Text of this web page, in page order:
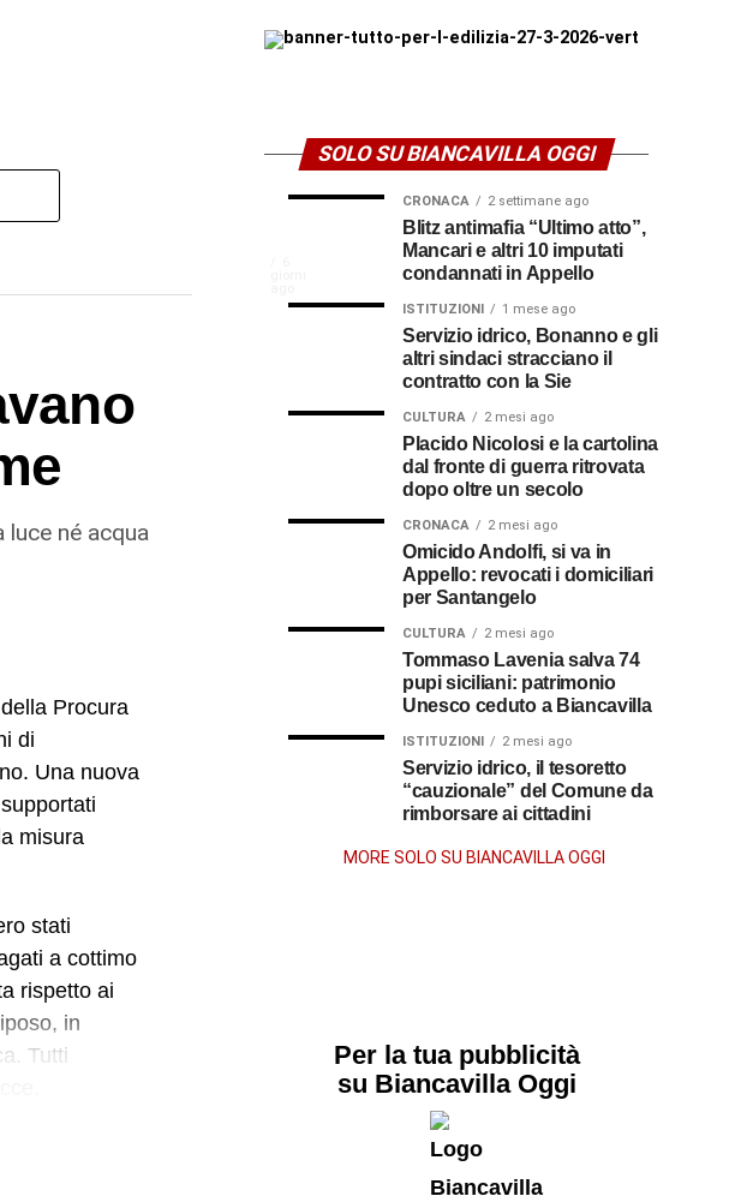
luce né acqua
Procura
di
Una nuova
misura
stati
a cottimo
rispetto ai
in
Tutti
uno
SOLO SU BIANCAVILLA OGGI
Calabria
premio
al
sacerdote
Vincenzo
77
dopo
morte
per
della
CRONACA 2 settimane ago
Blitz antimafia “Ultimo atto”,
Mancari e altri 10 imputati
condannati in Appello
ISTITUZIONI 1 mese ago
Servizio idrico, Bonanno e gli
altri sindaci stracciano il
contratto con la Sie
CULTURA 2 mesi ago
Placido Nicolosi e la cartolina
dal fronte di guerra ritrovata
dopo oltre un secolo
CRONACA 2 mesi ago
Omicido Andolfi, si va in
Appello: revocati i domiciliari
per Santangelo
CULTURA 2 mesi ago
Tommaso Lavenia salva 74
pupi siciliani: patrimonio
Unesco ceduto a Biancavilla
ISTITUZIONI 2 mesi ago
Servizio idrico, il tesoretto
“cauzionale” del Comune da
rimborsare ai cittadini
MORE SOLO SU BIANCAVILLA OGGI
Per la tua pubblicità
su Biancavilla Oggi